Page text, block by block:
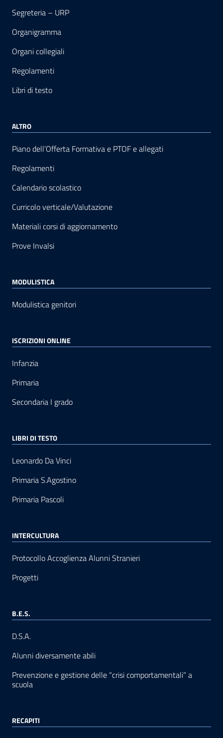
Segreteria – URP
Organigramma
Organi collegiali
Regolamenti
Libri di testo
ALTRO
Piano dell’Offerta Formativa e PTOF e allegati
Regolamenti
Calendario scolastico
Curricolo verticale/Valutazione
Materiali corsi di aggiornamento
Prove Invalsi
MODULISTICA
Modulistica genitori
ISCRIZIONI ONLINE
Infanzia
Primaria
Secondaria I grado
LIBRI DI TESTO
Leonardo Da Vinci
Primaria S.Agostino
Primaria Pascoli
INTERCULTURA
Protocollo Accoglienza Alunni Stranieri
Progetti
B.E.S.
D.S.A.
Alunni diversamente abili
Prevenzione e gestione delle “crisi comportamentali” a
scuola
RECAPITI